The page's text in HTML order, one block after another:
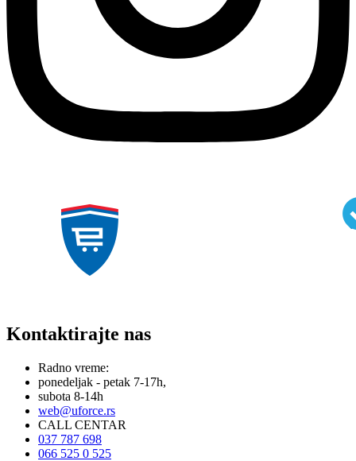
Kontaktirajte nas
Radno vreme:
ponedeljak - petak 7-17h,
subota 8-14h
web@uforce.rs
CALL CENTAR
037 787 698
066 525 0 525